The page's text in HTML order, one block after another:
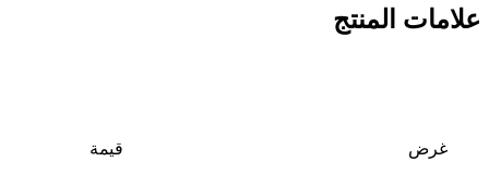
علامات المنتج
غرض
قيمة